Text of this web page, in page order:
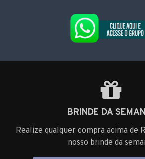
BRINDE DA
Realize qualquer compra acima de
nosso brinde da